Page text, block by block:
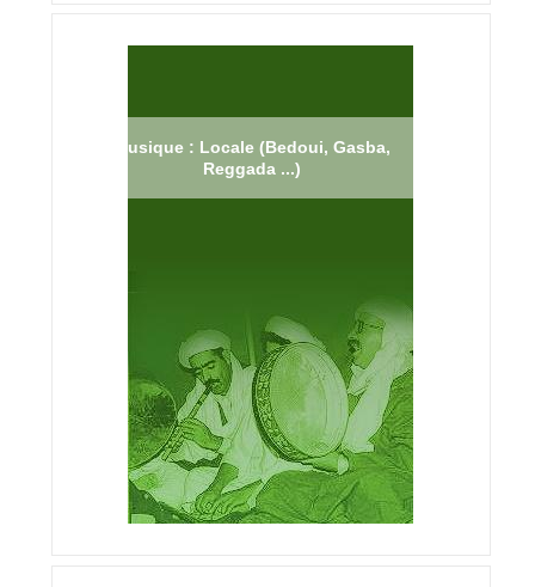
Musique : Locale (Bedoui, Gasba,
Reggada ...)